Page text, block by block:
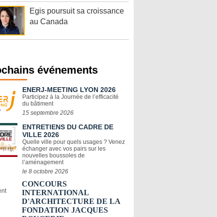
Egis poursuit sa croissance
au Canada
événements
ENERJ-MEETING LYON 2026
Participez à la Journée de l’efficacité
du bâtiment
15 septembre 2026
ENTRETIENS DU CADRE DE
VILLE 2026
Quelle ville pour quels usages ? Venez
échanger avec vos pairs sur les
nouvelles boussoles de
l’aménagement
le 8 octobre 2026
CONCOURS
INTERNATIONAL
D'ARCHITECTURE DE LA
FONDATION JACQUES